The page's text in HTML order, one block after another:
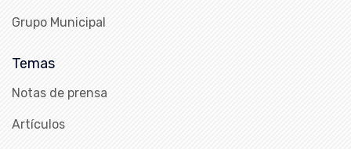
Grupo Municipal
Temas
Notas de prensa
Artículos